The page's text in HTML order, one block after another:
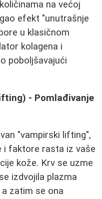
na većoj
efekt "unutrašnje
u klasičnom
kolagena i
poboljšavajući
- Pomlađivanje
"vampirski lifting",
i faktore rasta iz vaše
kože. Krv se uzme
izdvojila plazma
zatim se ona